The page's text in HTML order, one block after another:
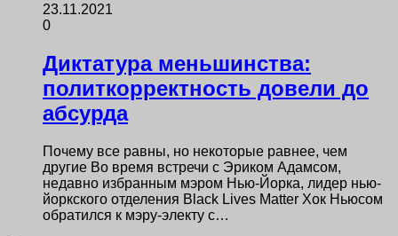
23.11.2021
0
Диктатура меньшинства:
политкорректность довели до
абсурда
Почему все равны, но некоторые равнее, чем
другие Во время встречи с Эриком Адамсом,
недавно избранным мэром Нью-Йорка, лидер нью-
йоркского отделения Black Lives Matter Хок Ньюсом
обратился к мэру-электу с…